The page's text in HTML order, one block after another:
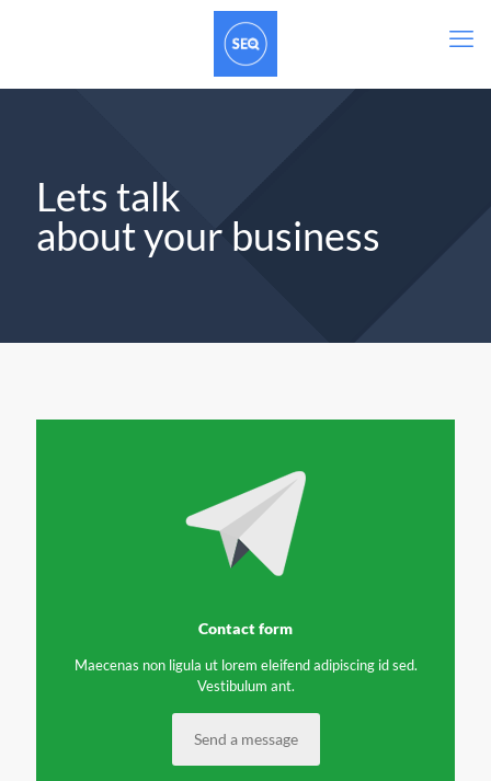
Lets talk
about your business
Contact form
Maecenas non ligula ut lorem eleifend adipiscing id sed.
Vestibulum ant.
Send a message